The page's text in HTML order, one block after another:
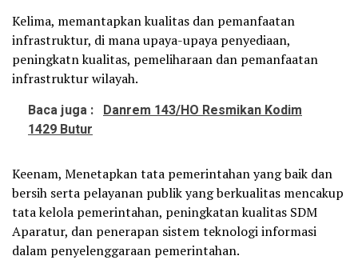
Kelima, memantapkan kualitas dan pemanfaatan
infrastruktur, di mana upaya-upaya penyediaan,
peningkatn kualitas, pemeliharaan dan pemanfaatan
infrastruktur wilayah.
Baca juga : Danrem 143/HO Resmikan Kodim
1429 Butur
Keenam, Menetapkan tata pemerintahan yang baik dan
bersih serta pelayanan publik yang berkualitas mencakup
tata kelola pemerintahan, peningkatan kualitas SDM
Aparatur, dan penerapan sistem teknologi informasi
dalam penyelenggaraan pemerintahan.